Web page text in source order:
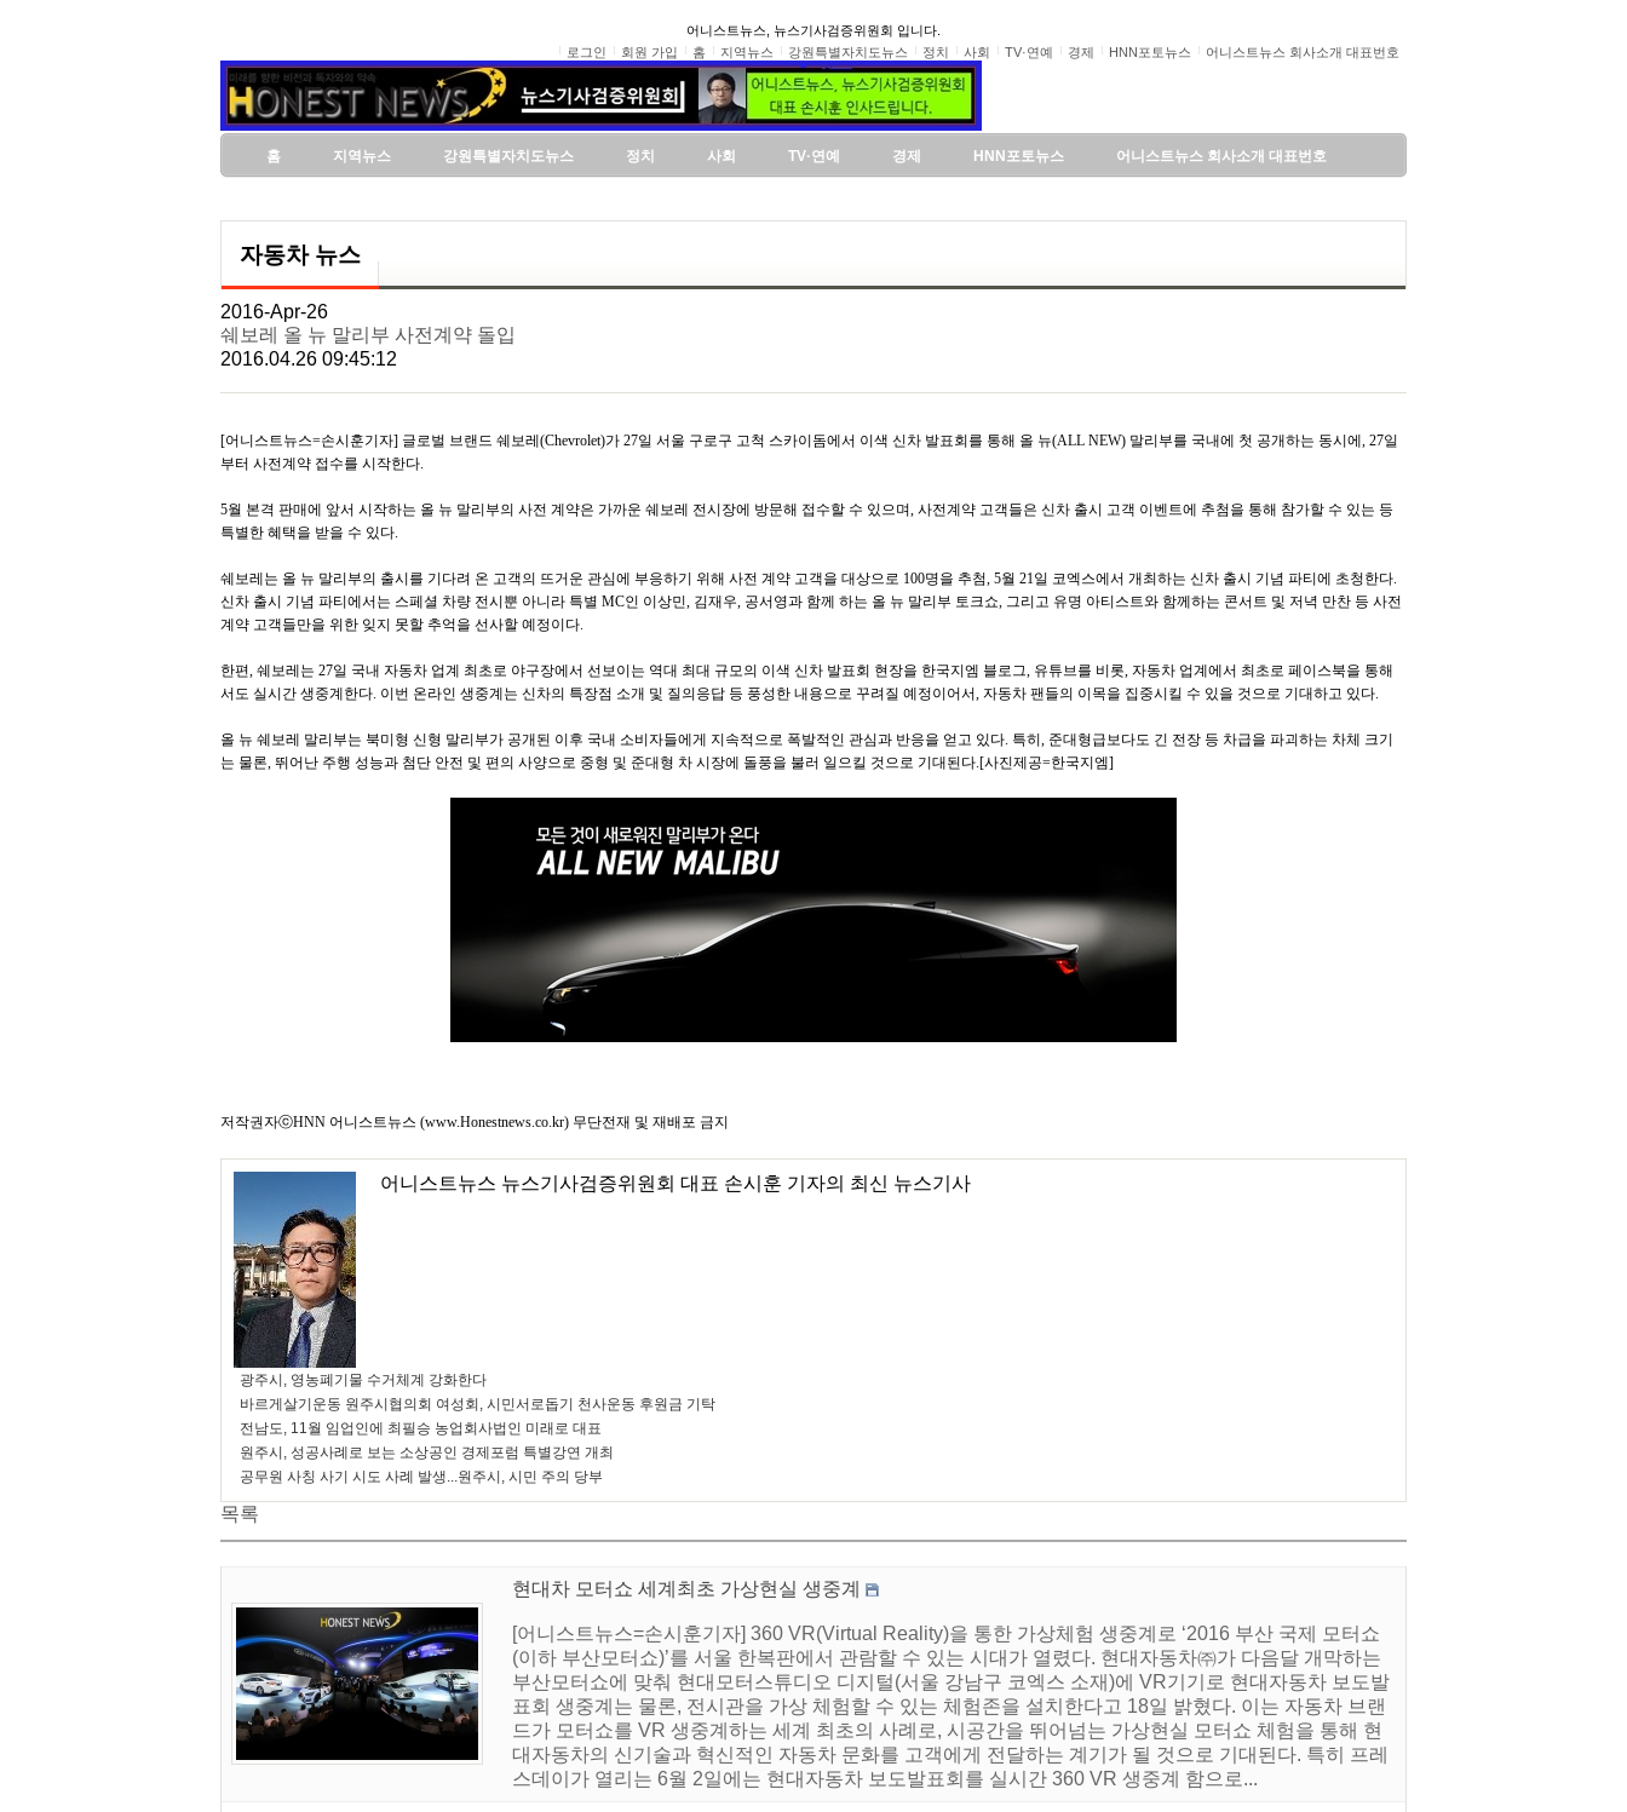
어니스트뉴스, 뉴스기사검증위원회 입니다.
로그인
회원 가입 홈 지역뉴스 강원특별자치도뉴스 정치 사회 TV·연예 경제 HNN포토뉴스 어니스트뉴스 회사소개 대표번호
홈 지역뉴스 강원특별자치도뉴스 정치 사회 TV·연예 경제 HNN포토뉴스 어니스트뉴스 회사소개 대표번호
자동차 뉴스
2016-Apr-26
쉐보레 올 뉴 말리부 사전계약 돌입
2016.04.26 09:45:12
[어니스트뉴스=손시훈기자] 글로벌 브랜드 쉐보레(Chevrolet)가 27일 서울 구로구 고척 스카이돔에서 이색 신차 발표회를 통해 올 뉴(ALL NEW) 말리부를 국내에 첫 공개하는 동시에, 27일
부터 사전계약 접수를 시작한다.
5월 본격 판매에 앞서 시작하는 올 뉴 말리부의 사전 계약은 가까운 쉐보레 전시장에 방문해 접수할 수 있으며, 사전계약 고객들은 신차 출시 고객 이벤트에 추첨을 통해 참가할 수 있는 등
특별한 혜택을 받을 수 있다.
쉐보레는 올 뉴 말리부의 출시를 기다려 온 고객의 뜨거운 관심에 부응하기 위해 사전 계약 고객을 대상으로 100명을 추첨, 5월 21일 코엑스에서 개최하는 신차 출시 기념 파티에 초청한다.
신차 출시 기념 파티에서는 스페셜 차량 전시뿐 아니라 특별 MC인 이상민, 김재우, 공서영과 함께 하는 올 뉴 말리부 토크쇼, 그리고 유명 아티스트와 함께하는 콘서트 및 저녁 만찬 등 사전
계약 고객들만을 위한 잊지 못할 추억을 선사할 예정이다.
한편, 쉐보레는 27일 국내 자동차 업계 최초로 야구장에서 선보이는 역대 최대 규모의 이색 신차 발표회 현장을 한국지엠 블로그, 유튜브를 비롯, 자동차 업계에서 최초로 페이스북을 통해
서도 실시간 생중계한다. 이번 온라인 생중계는 신차의 특장점 소개 및 질의응답 등 풍성한 내용으로 꾸려질 예정이어서, 자동차 팬들의 이목을 집중시킬 수 있을 것으로 기대하고 있다.
올 뉴 쉐보레 말리부는 북미형 신형 말리부가 공개된 이후 국내 소비자들에게 지속적으로 폭발적인 관심과 반응을 얻고 있다. 특히, 준대형급보다도 긴 전장 등 차급을 파괴하는 차체 크기
는 물론, 뛰어난 주행 성능과 첨단 안전 및 편의 사양으로 중형 및 준대형 차 시장에 돌풍을 불러 일으킬 것으로 기대된다.[사진제공=한국지엠]
저작권자ⓒHNN 어니스트뉴스 (www.Honestnews.co.kr) 무단전재 및 재배포 금지
어니스트뉴스 뉴스기사검증위원회 대표 손시훈 기자의 최신 뉴스기사
광주시, 영농폐기물 수거체계 강화한다
바르게살기운동 원주시협의회 여성회, 시민서로돕기 천사운동 후원금 기탁
전남도, 11월 임업인에 최필승 농업회사법인 미래로 대표
원주시, 성공사례로 보는 소상공인 경제포럼 특별강연 개최
공무원 사칭 사기 시도 사례 발생...원주시, 시민 주의 당부
목록
현대차 모터쇼 세계최초 가상현실 생중계
[어니스트뉴스=손시훈기자] 360 VR(Virtual Reality)을 통한 가상체험 생중계로 ‘2016 부산 국제 모터쇼
(이하 부산모터쇼)’를 서울 한복판에서 관람할 수 있는 시대가 열렸다. 현대자동차㈜가 다음달 개막하는
부산모터쇼에 맞춰 현대모터스튜디오 디지털(서울 강남구 코엑스 소재)에 VR기기로 현대자동차 보도발
표회 생중계는 물론, 전시관을 가상 체험할 수 있는 체험존을 설치한다고 18일 밝혔다. 이는 자동차 브랜
드가 모터쇼를 VR 생중계하는 세계 최초의 사례로, 시공간을 뛰어넘는 가상현실 모터쇼 체험을 통해 현
대자동차의 신기술과 혁신적인 자동차 문화를 고객에게 전달하는 계기가 될 것으로 기대된다. 특히 프레
스데이가 열리는 6월 2일에는 현대자동차 보도발표회를 실시간 360 VR 생중계 함으로...